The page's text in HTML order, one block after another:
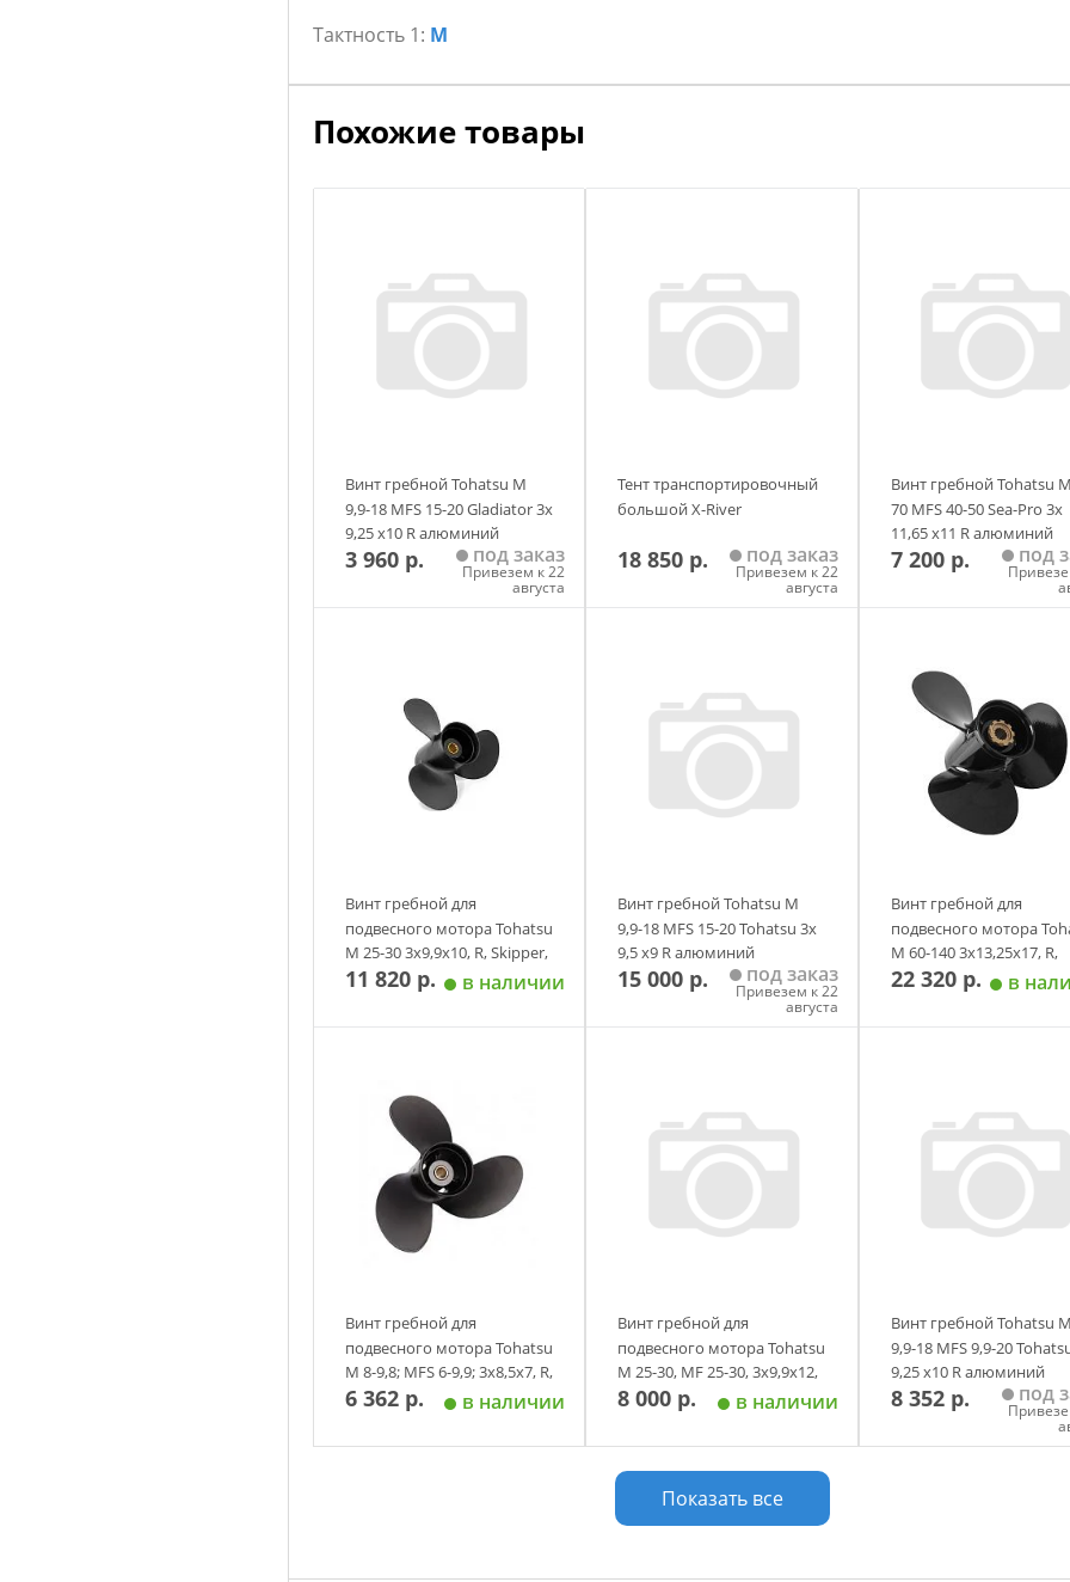
BF 25 л.с. 1994 - наст.время
Тактность 1: M
Похожие товары
Винт гребной Tohatsu M
9,9-18 MFS 15-20 Gladiator 3х
9,25 х10 R алюминий
аналог
3 960 р. под заказ
Привезем к 22
августа
Тент транспортировочный
большой X-River
18 850 р. под заказ
Привезем к 22
августа
Винт гребной Tohatsu
70 MFS 40-50 Sea-Pro 3х
11,65 х11 R алюминий
аналог
7 200 р. под
Винт гребной для
подвесного мотора Tohatsu
M 25-30 3х9,9х10, R, Skipper,
алюминий, аналог
11 820 р. в наличии
Винт гребной Tohatsu M
9,9-18 MFS 15-20 Tohatsu 3х
9,5 х9 R алюминий
оригинал
15 000 р. под заказ
Привезем к 22
августа
Винт гребной для
подвесного мотора
M 60-140 3х13,25х17, R,
Mercury, алюминий,
22 320 р. в
Винт гребной для
подвесного мотора Tohatsu
M 8-9,8; MFS 6-9,9; 3х8,5х7, R,
Solas, алюминий, аналог
6 362 р. в наличии
Винт гребной для
подвесного мотора Tohatsu
M 25-30, MF 25-30, 3х9,9х12,
R, Sea-Pro, алюминий,
8 000 р. в наличии
Добавить в корзину
Винт гребной Tohatsu
9,9-18 MFS 9,9-20
9,25 х10 R алюминий
оригинал
8 352 р. под
Показать все